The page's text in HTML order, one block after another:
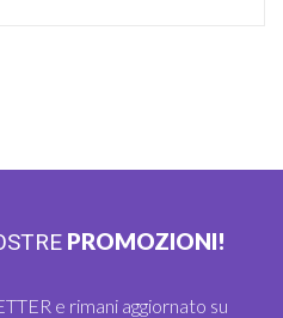
PROMOZIONI!
e rimani aggiornato su